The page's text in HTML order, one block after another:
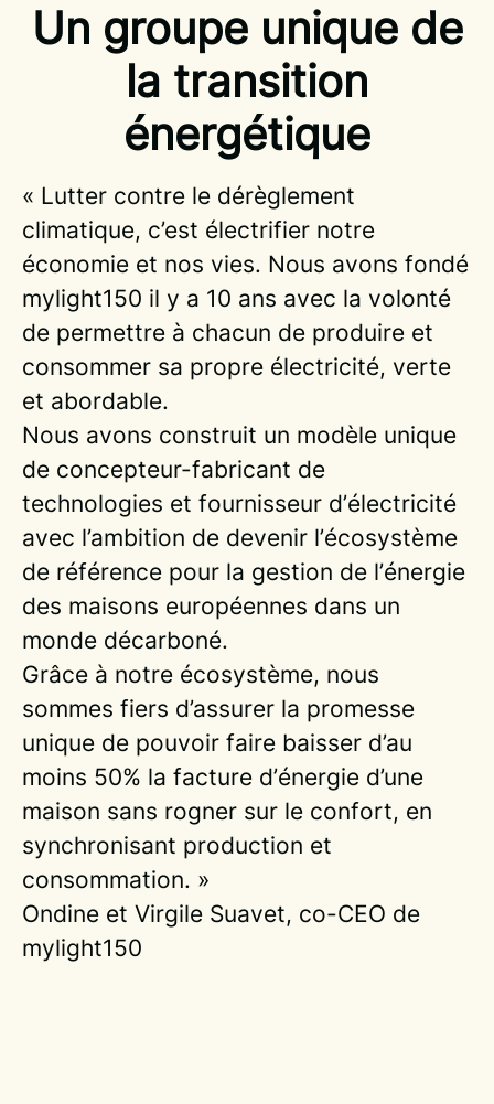
Un groupe unique de
la transition
énergétique
« Lutter contre le dérèglement
climatique, c’est électrifier notre
économie et nos vies. Nous avons fondé
mylight150 il y a 10 ans avec la volonté
de permettre à chacun de produire et
consommer sa propre électricité, verte
et abordable.
Nous avons construit un modèle unique
de concepteur-fabricant de
technologies et fournisseur d’électricité
avec l’ambition de devenir l’écosystème
de référence pour la gestion de l’énergie
des maisons européennes dans un
monde décarboné.
Grâce à notre écosystème, nous
sommes fiers d’assurer la promesse
unique de pouvoir faire baisser d’au
moins 50% la facture d’énergie d’une
maison sans rogner sur le confort, en
synchronisant production et
consommation. »
Ondine et Virgile Suavet, co-CEO de
mylight150